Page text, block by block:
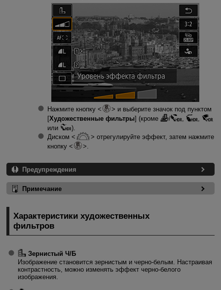
Нажмите кнопку
и выберите значок под пунктом
[Художественные фильтры] (кроме / ,
,
или
).
Диском
отрегулируйте эффект, затем нажмите
кнопку
.
Предупреждения
Примечание
Характеристики художественных
фильтров
Зернистый Ч/Б
Изображение становится зернистым и черно-белым. Настраивая
контрастность, можно изменять эффект черно-белого
изображения.